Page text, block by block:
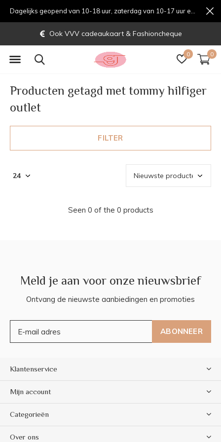
0 0
Ook VVV cadeaukaart & Fashioncheque
Producten getagd met tommy hilfiger
outlet
FILTER
Seen 0 of the 0 products
Meld je aan voor onze nieuwsbrief
Ontvang de nieuwste aanbiedingen en promoties
ABONNEER
Klantenservice
Mijn account
Categorieën
Over ons